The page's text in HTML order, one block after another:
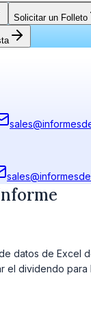
Solicitar un Folleto
datos de Excel
el dividendo para